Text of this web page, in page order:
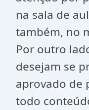
na sala de
também, no
Por outro
desejam se
aprovado de
todo